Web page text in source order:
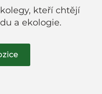
kteří chtějí
a ekologie.